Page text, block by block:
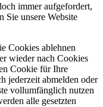
immer aufgefordert,
Sie unsere Website
Cookies ablehnen
wieder nach Cookies
Cookie für Ihre
jederzeit abmelden oder
vollumfänglich nutzen
alle gesetzten